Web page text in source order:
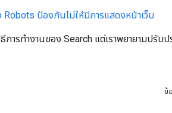
Robots ป้องกันไม่ให้มีการแสดงหน้าเว็บ
ธีการทํางานของ Search แต่เราพยายามป
ข้